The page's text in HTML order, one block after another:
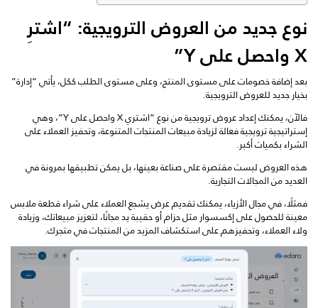
نوع جديد من العروض الترويجية: “اشترِ
X واحصل على Y”
بعد إضافة خصومات على مستوى المنتج، وعلى مستوى الطلب ككل، يأتي “إدارة”
بخيار جديد للعروض الترويجية.
فالآن، يمكنك إعداد عروض ترويجية من نوع “اشتري X واحصل على Y”، وهي
إستراتيجية ترويجية فعالة لزيادة مبيعات المنتجات المتنوعة، وتحفيز العملاء على
الشراء بكميات أكبر.
هذه العروض ليست مقتصرة على صناعة بعينها، بل يمكن تطبيقها بمرونة في
العديد من المجالات التجارية.
فمثلًا، في مجال الأزياء، يمكنك تقديم عرض يشجع العملاء على شراء قطعة ملابس
معينة للحصول على إكسسوار مثل حزام أو حقيبة يد مجانًا، لتعزيز مبيعاتك، وزيادة
ولاء العملاء، وتحفيزهم على استكشاف المزيد من المنتجات في متجرك.